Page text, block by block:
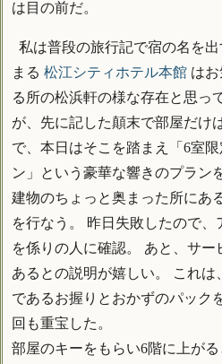
は目の前だ。
私は普段の旅行記で宿の名を
まる 松江シティホテル本館 は
る所の松浜軒の様な存在と思っ
が、先に記した顛末で部屋だけ
で、本日はそこを踏まえ「6室
ン」という豪華な響きのプラン
建物のちょっと奥まった所にあ
を行なう。 昨日失敗したので
を係りの人に確認。 あと、サ
あるとの説明が嬉しい。 これ
であるお握りとおかずのパック
回も重宝した。
部屋のキーをもらい6階に上が